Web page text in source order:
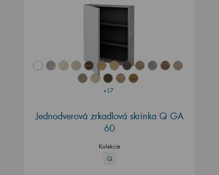
+17
Jednodverová zrkadlová skrinka Q GA
60
Kolekcie
Q